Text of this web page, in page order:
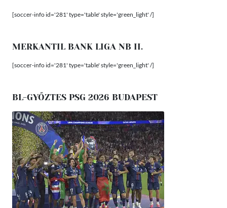
[soccer-info id='281' type='table' style='green_light' /]
MERKANTIL BANK LIGA NB II.
[soccer-info id='281' type='table' style='green_light' /]
BL-GYŐZTES PSG 2026 BUDAPEST